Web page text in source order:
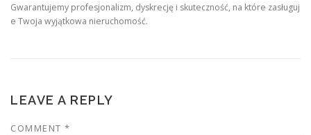
Gwarantujemy profesjonalizm, dyskrecję i skuteczność, na które zasługuj
e Twoja wyjątkowa nieruchomość.
LEAVE A REPLY
COMMENT *